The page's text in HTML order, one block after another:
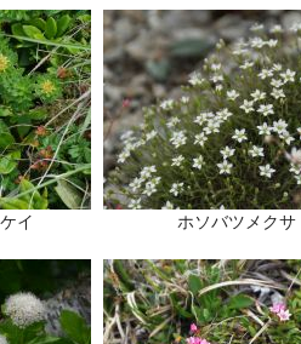
イ ホソバツメクサ